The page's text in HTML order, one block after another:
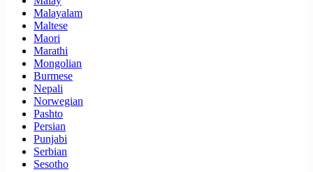
Malayalam
Maltese
Maori
Marathi
Mongolian
Burmese
Nepali
Norwegian
Pashto
Persian
Punjabi
Serbian
Sesotho